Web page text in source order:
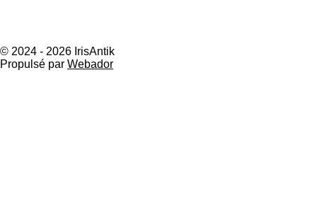
© 2024 - 2026 IrisAntik
Propulsé par Webador